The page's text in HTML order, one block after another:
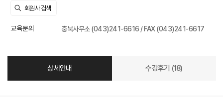
교육문의 충북사무소 (043)241-6616 / FAX (043)241-6617
상세안내 수강후기 (18)